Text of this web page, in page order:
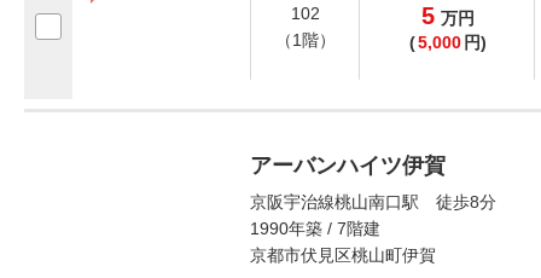
102
（1階）
5 万円
(5,000 円)
アーバンハイツ伊賀
京阪宇治線桃山南口駅 徒歩8分
1990年築 / 7階建
京都市伏見区桃山町伊賀